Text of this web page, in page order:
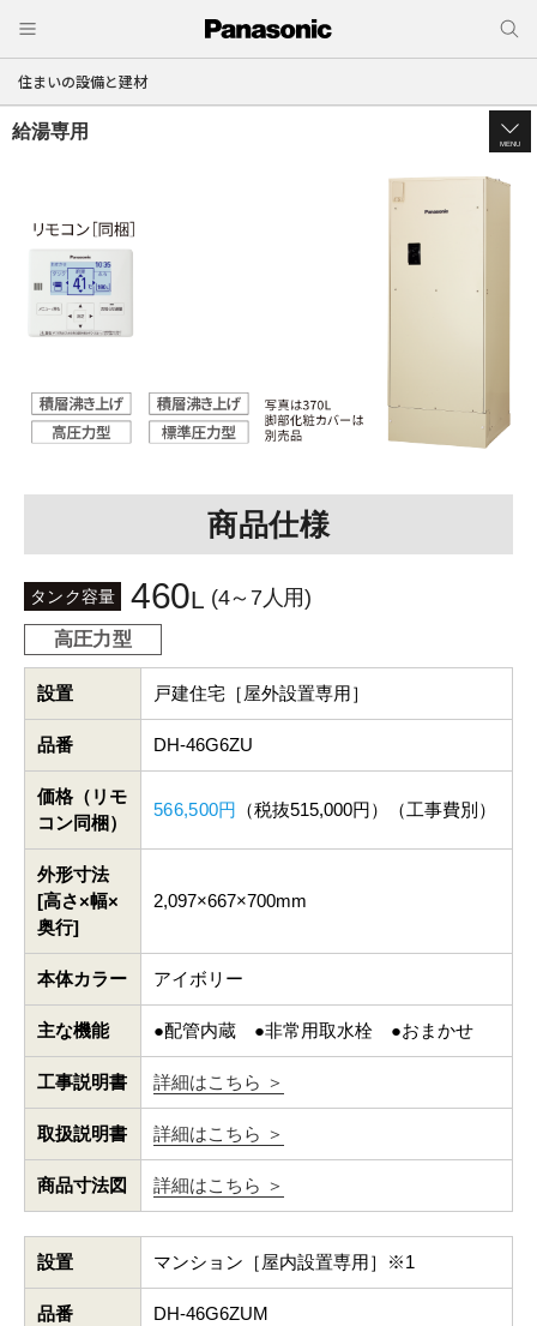
住まいの設備と建材
給湯専用
MENU
商品仕様
タンク容量 460L (4～7人用)
高圧力型
設置 戸建住宅［屋外設置専用］
品番 DH-46G6ZU
価格（リモ
コン同梱）
566,500円 （税抜515,000円）（工事費別）
外形寸法
[高さ×幅×
奥行]
2,097×667×700mm
本体カラー アイボリー
主な機能 ●配管内蔵 ●非常用取水栓 ●おまかせ
工事説明書 詳細はこちら ＞
取扱説明書 詳細はこちら ＞
商品寸法図 詳細はこちら ＞
設置 マンション［屋内設置専用］※1
品番 DH-46G6ZUM